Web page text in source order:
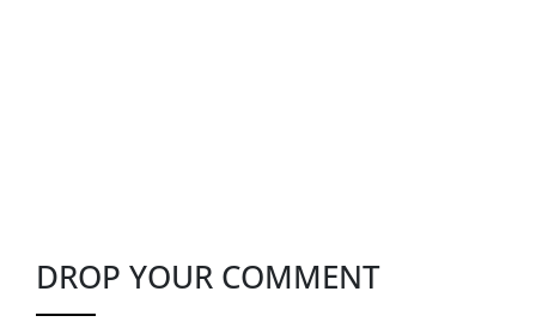
DROP YOUR COMMENT